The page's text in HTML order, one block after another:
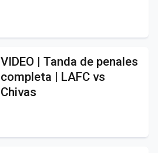
VIDEO | Tanda de penales
completa | LAFC vs
Chivas